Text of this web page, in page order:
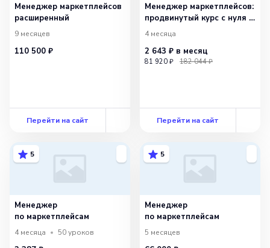
Менеджер маркетплейсов
расширенный
9 месяцев
110 500 ₽
Перейти на сайт
Менеджер маркетплейсов:
продвинутый курс с нуля +
ИИ
4 месяца
2 643 ₽ в месяц
81 920 ₽ 182 044 ₽
Перейти на сайт
5
Менеджер
по маркетплейсам
4 месяца 50уроков
5
Менеджер
по маркетплейсам
5 месяцев